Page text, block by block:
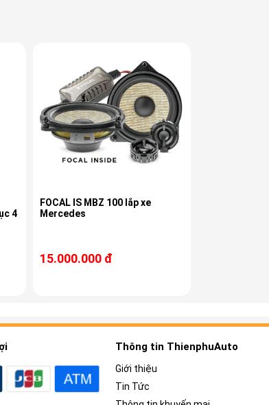
4
FOCAL IS MBZ 100 lắp xe
Mercedes
15.000.000 đ
Thông tin ThienphuAuto
Giới thiệu
Tin Tức